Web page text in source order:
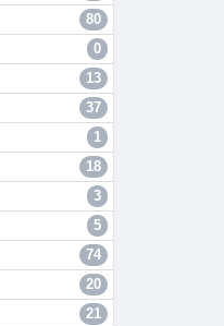
80
0
13
37
1
18
3
5
74
20
21